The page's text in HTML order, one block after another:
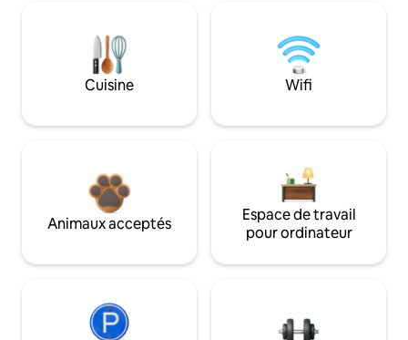
Cuisine Wifi
Animaux acceptés
Espace de travail
pour ordinateur